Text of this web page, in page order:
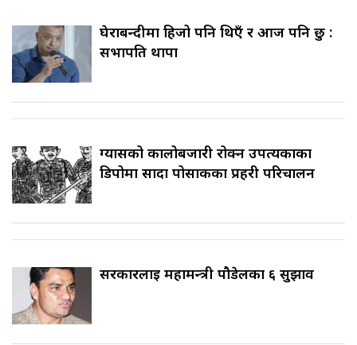
घेराबन्दीमा हिजो पनि थिएँ र आज पनि छु :
सभापति थापा
ग्यासको कालोबजारी रोक्न उपत्यकाका
डिपोमा सादा पोसाकका प्रहरी परिचालन
सरकारलाई महामन्त्री पौडेलका ६ सुझाव